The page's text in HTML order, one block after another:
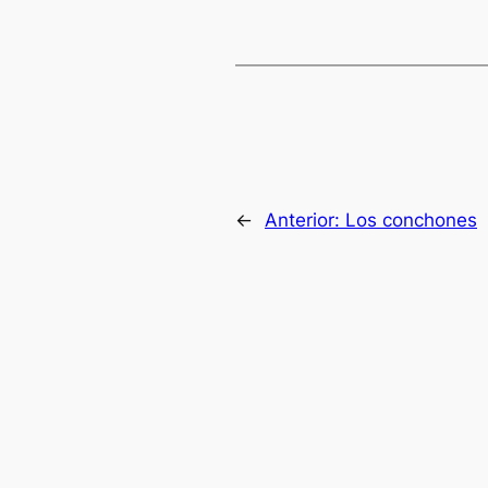
← Anterior: Los conchones